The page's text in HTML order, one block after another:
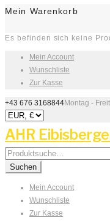
Mein Warenkorb
Es befinden sich keine
Mein Account
Wunschliste
Zur Kasse
+43 676 3168844Montag -
AHR
Search
for:
Suchen
Mein Account
Wunschliste
Zur Kasse